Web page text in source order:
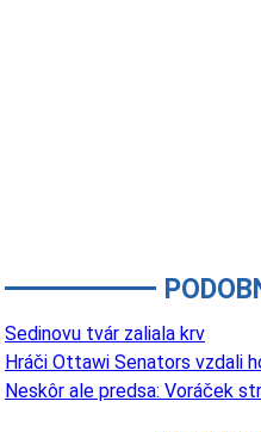
Sedinovu tvár zaliala krv
Hráči Ottawi Senators vzdali
Neskôr ale predsa: Voráček